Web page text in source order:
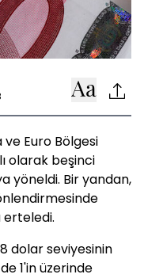
Euro Bölgesi
olarak beşinci
yöneldi. Bir yandan,
erteledi.
dolar seviyesinin
1'in üzerinde